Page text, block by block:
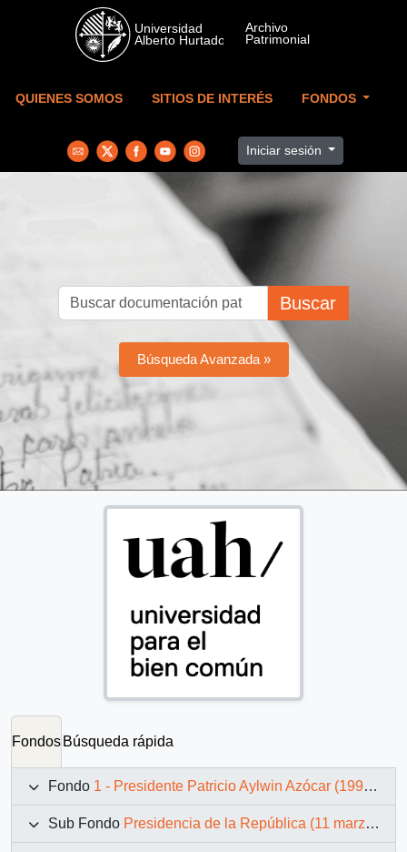
Skip to main content
QUIENES SOMOS SITIOS DE INTERÉS FONDOS
Iniciar sesión
Buscar
Búsqueda Avanzada »
Fondos Búsqueda rápida
Fondo 1 - Presidente Patricio Aylwin Azócar (1990-1994)
Sub Fondo Presidencia de la República (11 marzo 1990 – 11 marzo 1994)